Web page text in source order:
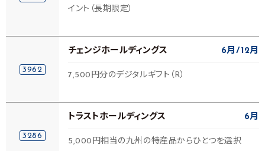
イント（長期限定）
3962
チェンジホールディングス 6月 12月
7,500円分のデジタルギフト（R）
3286
トラストホールディングス 6月
5,000円相当の九州の特産品からひとつを選択